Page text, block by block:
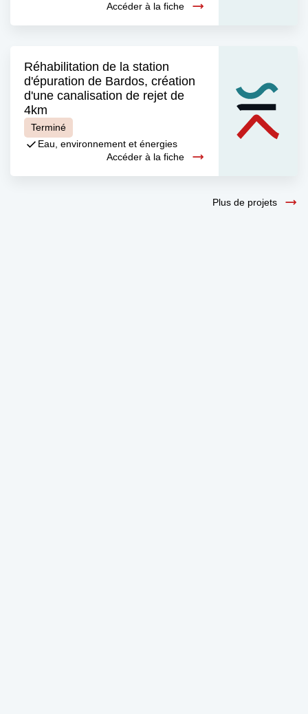
Accéder à la fiche
Réhabilitation de la station
d'épuration de Bardos, création
d'une canalisation de rejet de
4km
Terminé
Eau, environnement et énergies
Accéder à la fiche
Plus de projets